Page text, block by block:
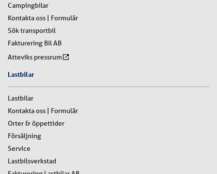
Campingbilar
Kontakta oss | Formulär
Sök transportbil
Fakturering Bil AB
Atteviks pressrum
Lastbilar
Lastbilar
Kontakta oss | Formulär
Orter & öppettider
Försäljning
Service
Lastbilsverkstad